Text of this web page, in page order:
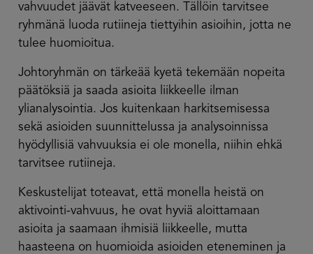
vahvuudet jäävät katveeseen. Tällöin tarvitsee
ryhmänä luoda rutiineja tiettyihin asioihin, jotta ne
tulee huomioitua.
Johtoryhmän on tärkeää kyetä tekemään nopeita
päätöksiä ja saada asioita liikkeelle ilman
ylianalysointia. Jos kuitenkaan harkitsemisessa
sekä asioiden suunnittelussa ja analysoinnissa
hyödyllisiä vahvuuksia ei ole monella, niihin ehkä
tarvitsee rutiineja.
Keskustelijat toteavat, että monella heistä on
aktivointi-vahvuus, he ovat hyviä aloittamaan
asioita ja saamaan ihmisiä liikkeelle, mutta
haasteena on huomioida asioiden eteneminen ja